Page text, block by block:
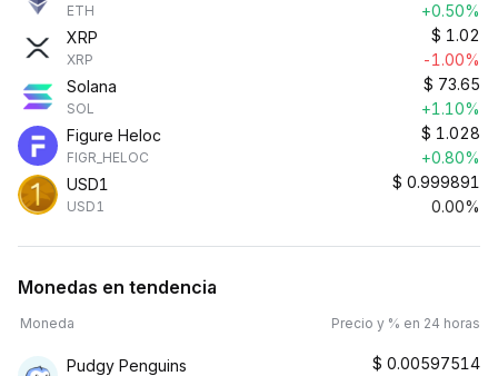
ETH
+0.50%
XRP
XRP
$ 1.02
-1.00%
Solana
SOL
$ 73.65
+1.10%
Figure Heloc
FIGR_HELOC
$ 1.028
+0.80%
USD1
USD1
$ 0.999891
0.00%
Monedas en tendencia
Moneda Precio y % en 24 horas
Pudgy Penguins $ 0.00597514